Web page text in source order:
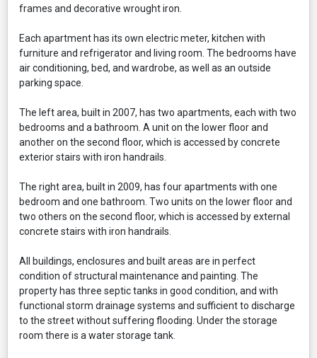
frames and decorative wrought iron.
Each apartment has its own electric meter, kitchen with
furniture and refrigerator and living room. The bedrooms have
air conditioning, bed, and wardrobe, as well as an outside
parking space.
The left area, built in 2007, has two apartments, each with two
bedrooms and a bathroom. A unit on the lower floor and
another on the second floor, which is accessed by concrete
exterior stairs with iron handrails.
The right area, built in 2009, has four apartments with one
bedroom and one bathroom. Two units on the lower floor and
two others on the second floor, which is accessed by external
concrete stairs with iron handrails.
All buildings, enclosures and built areas are in perfect
condition of structural maintenance and painting. The
property has three septic tanks in good condition, and with
functional storm drainage systems and sufficient to discharge
to the street without suffering flooding. Under the storage
room there is a water storage tank.